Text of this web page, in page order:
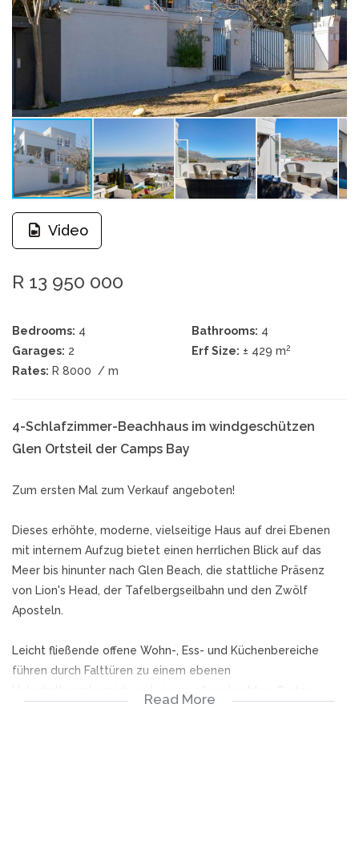
Video
R 13 950 000
Bedrooms: 4 Bathrooms: 4
Garages: 2 Erf Size: ± 429 m2
Rates: R 8000 / m
4-Schlafzimmer-Beachhaus im windgeschützen
Glen Ortsteil der Camps Bay
Zum ersten Mal zum Verkauf angeboten!
Dieses erhöhte, moderne, vielseitige Haus auf drei Ebenen
mit internem Aufzug bietet einen herrlichen Blick auf das
Meer bis hinunter nach Glen Beach, die stattliche Präsenz
von Lion's Head, der Tafelbergseilbahn und den Zwölf
Aposteln.
Leicht fließende offene Wohn-, Ess- und Küchenbereiche
führen durch Falttüren zu einem ebenen
Read More